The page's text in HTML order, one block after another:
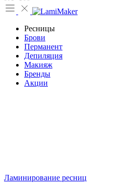
Ресницы
Брови
Перманент
Депиляция
Макияж
Бренды
Акции
Ламинирование ресниц